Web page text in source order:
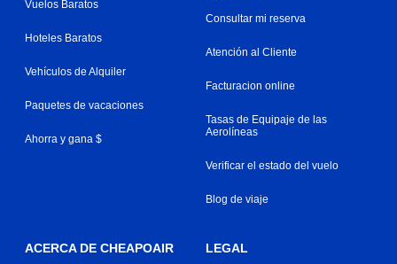
Vuelos Baratos
Hoteles Baratos
Vehículos de Alquiler
Paquetes de vacaciones
Ahorra y gana $
Consultar mi reserva
Atención al Cliente
Facturacion online
Tasas de Equipaje de las
Aerolíneas
Verificar el estado del vuelo
Blog de viaje
ACERCA DE CHEAPOAIR LEGAL